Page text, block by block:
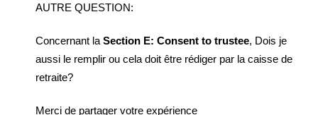
AUTRE QUESTION:
Concernant la Section E: Consent to trustee, Dois je
aussi le remplir ou cela doit être rédiger par la caisse de
retraite?
Merci de partager votre expérience